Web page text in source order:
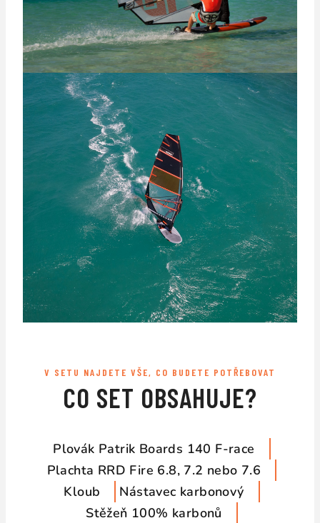
V SETU NAJDETE VŠE, CO BUDETE POTŘEBOVAT
CO SET OBSAHUJE?
Plovák Patrik Boards 140 F-race
Plachta RRD Fire 6.8, 7.2 nebo 7.6
Kloub
Nástavec karbonový
Stěžeň 100% karbonů